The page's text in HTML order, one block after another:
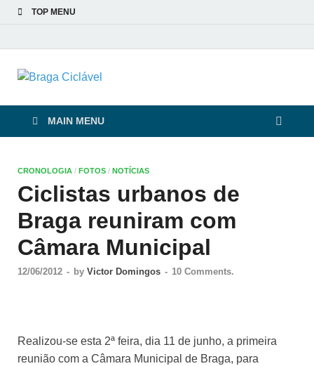
TOP MENU
Braga Ciclável
MAIN MENU
CRONOLOGIA / FOTOS / NOTÍCIAS
Ciclistas urbanos de
Braga reuniram com
Câmara Municipal
12/06/2012 - by Victor Domingos - 10 Comments.
Realizou-se esta 2ª feira, dia 11 de junho, a primeira
reunião com a Câmara Municipal de Braga, para